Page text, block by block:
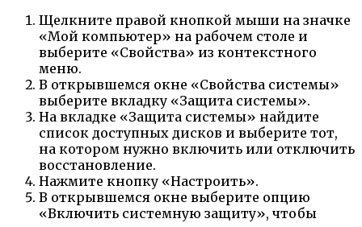
Щелкните правой кнопкой мыши на значке
«Мой компьютер» на рабочем столе и
выберите «Свойства» из контекстного
меню.
В открывшемся окне «Свойства системы»
выберите вкладку «Защита системы».
На вкладке «Защита системы» найдите
список доступных дисков и выберите тот,
на котором нужно включить или отключить
восстановление.
Нажмите кнопку «Настроить».
В открывшемся окне выберите опцию
«Включить системную защиту», чтобы